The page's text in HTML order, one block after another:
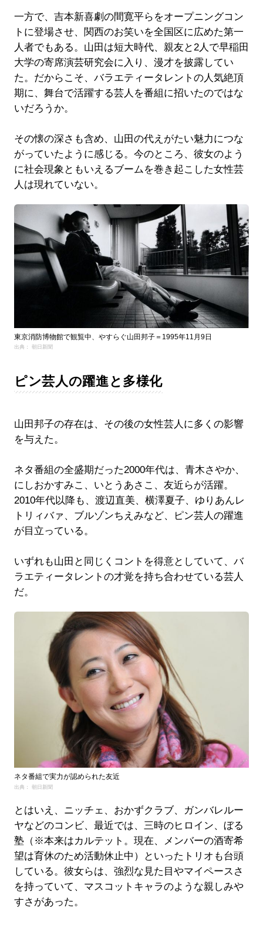
一方で、吉本新喜劇の間寛平らをオープニングコン
トに登場させ、関西のお笑いを全国区に広めた第一
人者でもある。山田は短大時代、親友と2人で早稲田
大学の寄席演芸研究会に入り、漫才を披露してい
た。だからこそ、バラエティータレントの人気絶頂
期に、舞台で活躍する芸人を番組に招いたのではな
いだろうか。
その懐の深さも含め、山田の代えがたい魅力につな
がっていたように感じる。今のところ、彼女のよう
に社会現象ともいえるブームを巻き起こした女性芸
人は現れていない。
東京消防博物館で観覧中、やすらぐ山田邦子＝1995年11月9日
出典： 朝日新聞
ピン芸人の躍進と多様化
山田邦子の存在は、その後の女性芸人に多くの影響
を与えた。
ネタ番組の全盛期だった2000年代は、青木さやか、
にしおかすみこ、いとうあさこ、友近らが活躍。
2010年代以降も、渡辺直美、横澤夏子、ゆりあんレ
トリィバァ、ブルゾンちえみなど、ピン芸人の躍進
が目立っている。
いずれも山田と同じくコントを得意としていて、バ
ラエティータレントの才覚を持ち合わせている芸人
だ。
ネタ番組で実力が認められた友近
出典： 朝日新聞
とはいえ、ニッチェ、おかずクラブ、ガンバレルー
ヤなどのコンビ、最近では、三時のヒロイン、ぼる
塾（※本来はカルテット。現在、メンバーの酒寄希
望は育休のため活動休止中）といったトリオも台頭
している。彼女らは、強烈な見た目やマイペースさ
を持っていて、マスコットキャラのような親しみや
すさがあった。